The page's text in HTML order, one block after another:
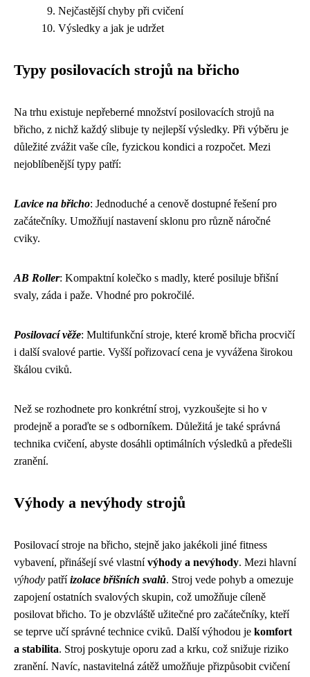
Nejčastější chyby při cvičení
Výsledky a jak je udržet
Typy posilovacích strojů na břicho
Na trhu existuje nepřeberné množství posilovacích strojů na
břicho, z nichž každý slibuje ty nejlepší výsledky. Při výběru je
důležité zvážit vaše cíle, fyzickou kondici a rozpočet. Mezi
nejoblíbenější typy patří:
Lavice na břicho: Jednoduché a cenově dostupné řešení pro
začátečníky. Umožňují nastavení sklonu pro různě náročné
cviky.
AB Roller: Kompaktní kolečko s madly, které posiluje břišní
svaly, záda i paže. Vhodné pro pokročilé.
Posilovací věže: Multifunkční stroje, které kromě břicha procvičí
i další svalové partie. Vyšší pořizovací cena je vyvážena širokou
škálou cviků.
Než se rozhodnete pro konkrétní stroj, vyzkoušejte si ho v
prodejně a poraďte se s odborníkem. Důležitá je také správná
technika cvičení, abyste dosáhli optimálních výsledků a předešli
zranění.
Výhody a nevýhody strojů
Posilovací stroje na břicho, stejně jako jakékoli jiné fitness
vybavení, přinášejí své vlastnívýhody a nevýhody. Mezi hlavní
výhody patříizolace břišních svalů. Stroj vede pohyb a omezuje
zapojení ostatních svalových skupin, což umožňuje cíleně
posilovat břicho. To je obzvláště užitečné pro začátečníky, kteří
se teprve učí správné technice cviků. Další výhodou je komfort
a stabilita. Stroj poskytuje oporu zad a krku, což snižuje riziko
zranění. Navíc, nastavitelná zátěž umožňuje přizpůsobit cvičení